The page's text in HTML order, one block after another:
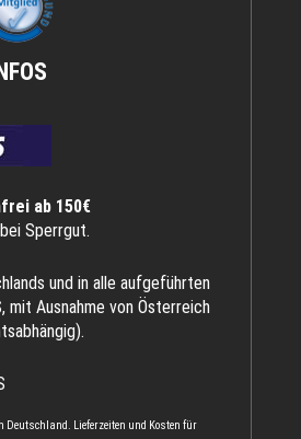
ab 150€
Sperrgut.
und in alle aufgeführten
mit Ausnahme von Österreich
Deutschland. Lieferzeiten und Kosten für